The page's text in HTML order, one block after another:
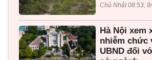
Chủ Nhật 08:53,
Hà Nội xem
nhiễm chức
UBND đối